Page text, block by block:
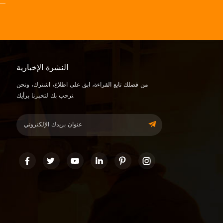
النشرة الإخبارية
من فضلك تابع القراءة، ابق على اطلاع، اشترك، ونحن
نرحب بك لتخبرنا برأيك.